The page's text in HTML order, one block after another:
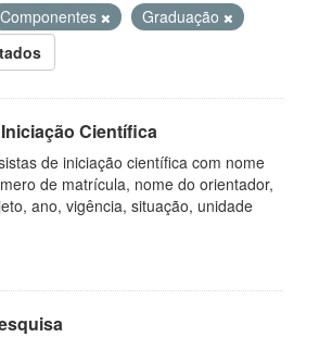
Componentes
Graduação
Científica
de iniciação científica com nome
de matrícula, nome do orientador,
ano, vigência, situação, unidade